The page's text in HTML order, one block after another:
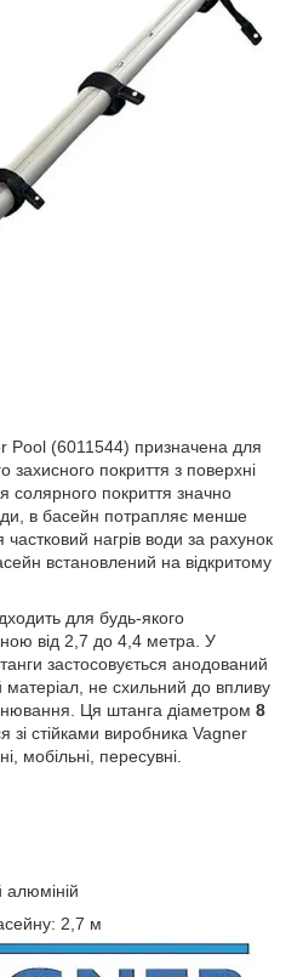
Pool (6011544) призначена для
покриття з поверхні
солярного покриття значно
в басейн потрапляє менше
частковий нагрів води за рахунок
встановлений на відкритому
для будь-якого
від 2,7 до 4,4 метра. У
застосовується анодований
не схильний до впливу
Ця штанга діаметром 8
зі стійками виробника Vagner
мобільні, пересувні.
2,7 м